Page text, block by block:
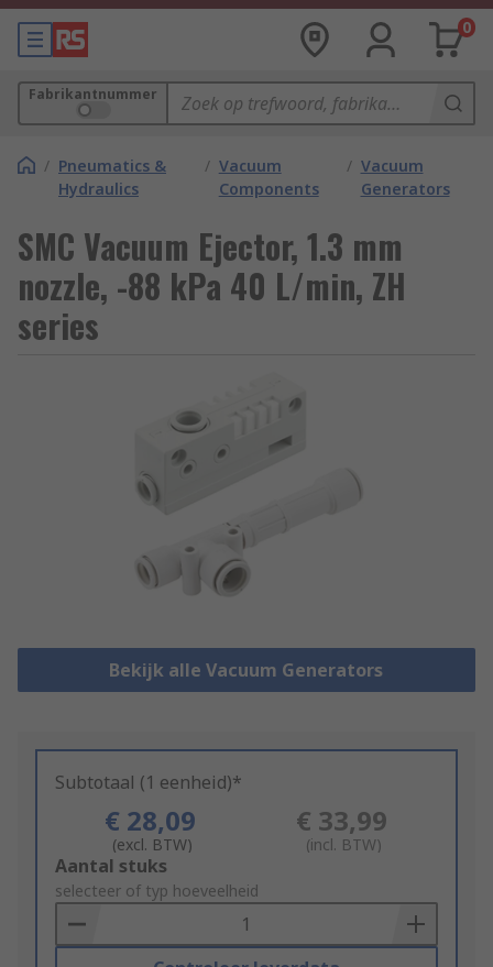
0
Fabrikantnummer
/ Pneumatics &
Hydraulics
/ Vacuum
Components
/ Vacuum
Generators
SMC Vacuum Ejector, 1.3 mm
nozzle, -88 kPa 40 L/min, ZH
series
Bekijk alle Vacuum Generators
Subtotaal (1 eenheid)*
€ 28,09
(excl. BTW)
€ 33,99
(incl. BTW)
Add
to
Basket
Aantal stuks
selecteer of typ hoeveelheid